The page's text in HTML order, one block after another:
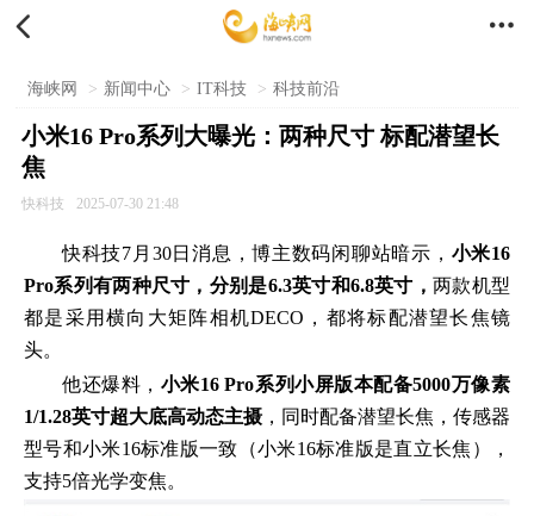
 
海峡网 > 新闻中心 > IT科技 > 科技前沿
小米16 Pro系列大曝光：两种尺寸 标配潜望长
焦
快科技 2025-07-30 21:48
快科技7月30日消息，博主数码闲聊站暗示， 小米16
Pro系列有两种尺寸，分别是6.3英寸和6.8英寸，两款机型
都是采用横向大矩阵相机DECO，都将标配潜望长焦镜
头。
他还爆料， 小米16 Pro系列小屏版本配备5000万像素
1/1.28英寸超大底高动态主摄 ，同时配备潜望长焦，传感器
型号和小米16标准版一致（小米16标准版是直立长焦），
支持5倍光学变焦。